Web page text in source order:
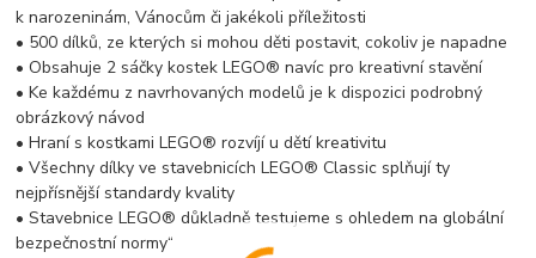
k narozeninám, Vánocům či jakékoli příležitosti
• 500 dílků, ze kterých si mohou děti postavit, cokoliv je napadne
• Obsahuje 2 sáčky kostek LEGO® navíc pro kreativní stavění
• Ke každému z navrhovaných modelů je k dispozici podrobný
obrázkový návod
• Hraní s kostkami LEGO® rozvíjí u dětí kreativitu
• Všechny dílky ve stavebnicích LEGO® Classic splňují ty
nejpřísnější standardy kvality
• Stavebnice LEGO® důkladně testujeme s ohledem na globální
bezpečnostní normy“